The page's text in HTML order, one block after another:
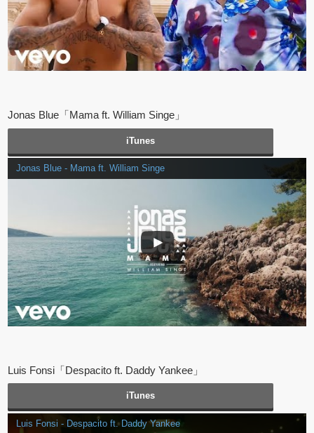
Jonas Blue「Mama ft. William Singe」
iTunes
Jonas Blue - Mama ft. William Singe
Luis Fonsi「Despacito ft. Daddy Yankee」
iTunes
Luis Fonsi - Despacito ft. Daddy Yankee